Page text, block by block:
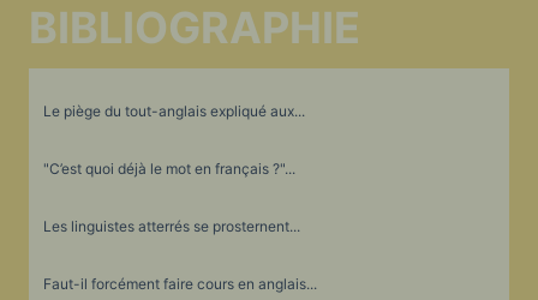
BIBLIOGRAPHIE
Le piège du tout-anglais expliqué aux...
"C’est quoi déjà le mot en français ?"...
Les linguistes atterrés se prosternent...
Faut-il forcément faire cours en anglais...